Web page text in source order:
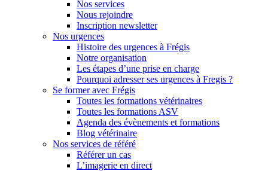
Nos services
Nous rejoindre
Inscription newsletter
Nos urgences
Histoire des urgences à Frégis
Notre organisation
Les étapes d’une prise en charge
Pourquoi adresser ses urgences à Fregis ?
Se former avec Frégis
Toutes les formations vétérinaires
Toutes les formations ASV
Agenda des évènements et formations
Blog vétérinaire
Nos services de référé
Référer un cas
L’imagerie en direct